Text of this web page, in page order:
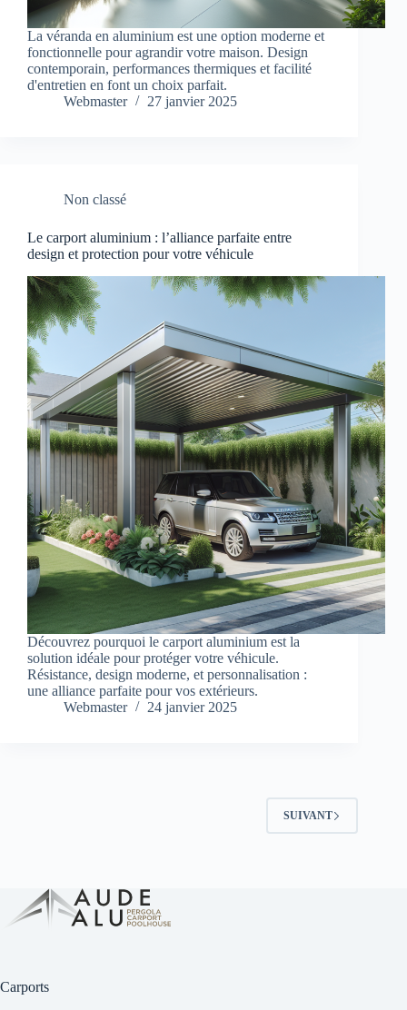
La véranda en aluminium est une option moderne et
fonctionnelle pour agrandir votre maison. Design
contemporain, performances thermiques et facilité
d'entretien en font un choix parfait.
Webmaster
27 janvier 2025
Non classé
Le carport aluminium : l’alliance parfaite entre
design et protection pour votre véhicule
Découvrez pourquoi le carport aluminium est la
solution idéale pour protéger votre véhicule.
Résistance, design moderne, et personnalisation :
une alliance parfaite pour vos extérieurs.
Webmaster
24 janvier 2025
SUIVANT
Carports